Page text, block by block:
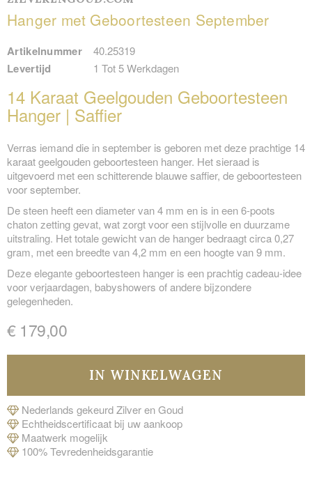
Hanger met Geboortesteen September
Artikelnummer 40.25319
Levertijd 1 Tot 5 Werkdagen
14 Karaat Geelgouden Geboortesteen
Hanger | Saffier
Verras iemand die in september is geboren met deze prachtige 14
karaat geelgouden geboortesteen hanger. Het sieraad is
uitgevoerd met een schitterende blauwe saffier, de geboortesteen
voor september.
De steen heeft een diameter van 4 mm en is in een 6-poots
chaton zetting gevat, wat zorgt voor een stijlvolle en duurzame
uitstraling. Het totale gewicht van de hanger bedraagt circa 0,27
gram, met een breedte van 4,2 mm en een hoogte van 9 mm.
Deze elegante geboortesteen hanger is een prachtig cadeau-idee
voor verjaardagen, babyshowers of andere bijzondere
gelegenheden.
€ 179,00
Nederlands gekeurd Zilver en Goud
Echtheidscertificaat bij uw aankoop
Maatwerk mogelijk
100% Tevredenheidsgarantie